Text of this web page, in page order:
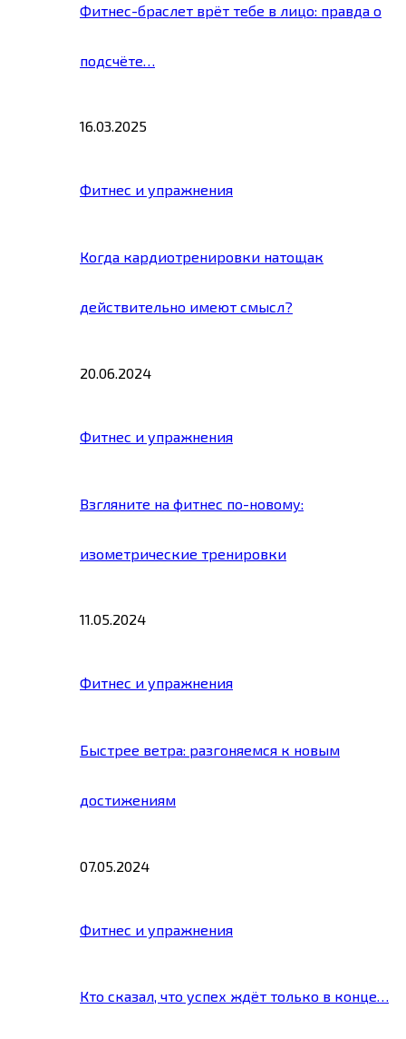
Фитнес-браслет врёт тебе в лицо: правда о
подсчёте…
16.03.2025
Фитнес и упражнения
Когда кардиотренировки натощак
действительно имеют смысл?
20.06.2024
Фитнес и упражнения
Взгляните на фитнес по-новому:
изометрические тренировки
11.05.2024
Фитнес и упражнения
Быстрее ветра: разгоняемся к новым
достижениям
07.05.2024
Фитнес и упражнения
Кто сказал, что успех ждёт только в конце…